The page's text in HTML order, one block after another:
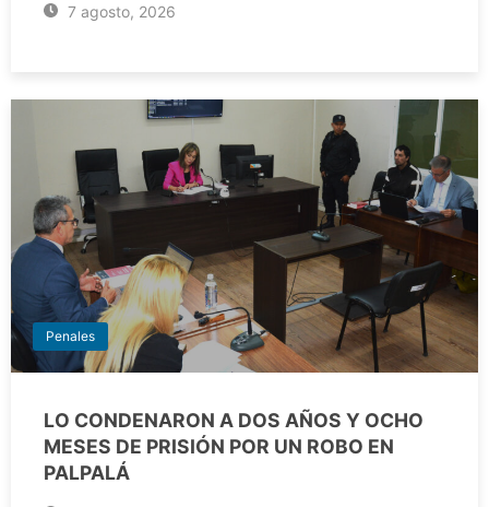
7 agosto, 2026
Penales
LO CONDENARON A DOS AÑOS Y OCHO
MESES DE PRISIÓN POR UN ROBO EN
PALPALÁ